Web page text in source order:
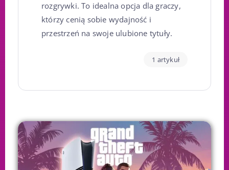
rozgrywki. To idealna opcja dla graczy,
którzy cenią sobie wydajność i
przestrzeń na swoje ulubione tytuły.
1 artykuł